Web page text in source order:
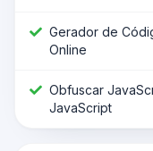
Gerador de
Online
Obfuscar
JavaScript